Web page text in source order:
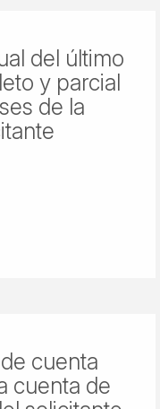
del último
y parcial
de la
cuenta
cuenta de